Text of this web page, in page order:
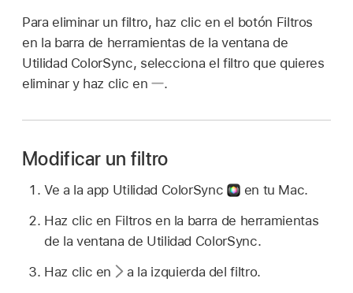
Para eliminar un filtro, haz clic en el botón Filtros
en la barra de herramientas de la ventana de
Utilidad ColorSync, selecciona el filtro que quieres
eliminar y haz clic en
.
Modificar un filtro
Ve a la app Utilidad ColorSync
en tu Mac.
Haz clic en Filtros en la barra de herramientas
de la ventana de Utilidad ColorSync.
Haz clic en
a la izquierda del filtro.